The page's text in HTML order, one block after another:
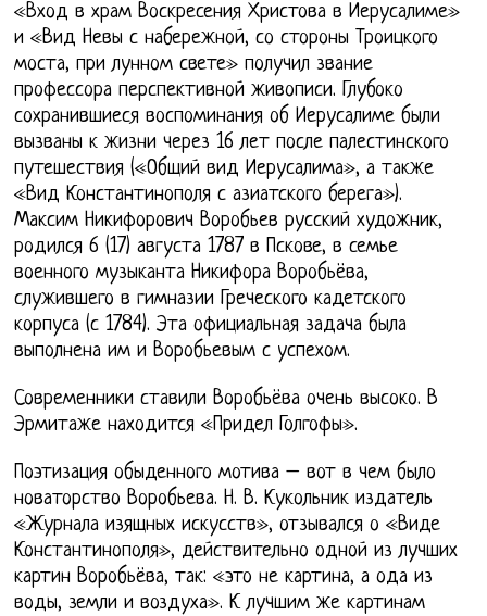
«Вход в храм Воскресения Христова в Иерусалиме»
и «Вид Невы с набережной, со стороны Троицкого
моста, при лунном свете» получил звание
профессора перспективной живописи. Глубоко
сохранившиеся воспоминания об Иерусалиме были
вызваны к жизни через 16 лет после палестинского
путешествия («Общий вид Иерусалима», а также
«Вид Константинополя с азиатского берега»).
Максим Никифорович Воробьев русский художник,
родился 6 (17) августа 1787 в Пскове, в семье
военного музыканта Никифора Воробьёва,
служившего в гимназии Греческого кадетского
корпуса (с 1784). Эта официальная задача была
выполнена им и Воробьевым с успехом.
Современники ставили Воробьёва очень высоко. В
Эрмитаже находится «Придел Голгофы».
Поэтизация обыденного мотива – вот в чем было
новаторство Воробьева. Н. В. Кукольник издатель
«Журнала изящных искусств», отзывался о «Виде
Константинополя», действительно одной из лучших
картин Воробьёва, так: «это не картина, а ода из
воды, земли и воздуха». К лучшим же картинам